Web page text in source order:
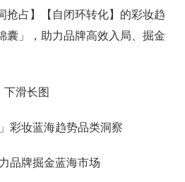
抢占】【自闭环转化】的彩妆趋
囊」，助力品牌高效入局、掘金
下滑长图
彩妆蓝海趋势品类洞察
品牌掘金蓝海市场